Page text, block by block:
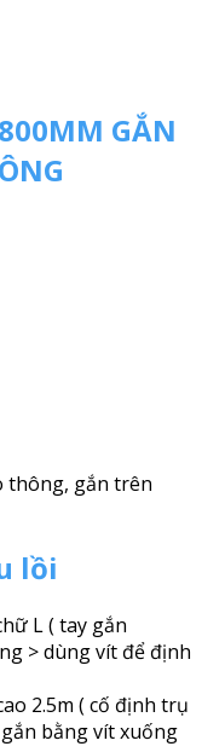
GẮN
thông, gắn trên
lồi
L ( tay gắn
> dùng vít để định
2.5m ( cố định trụ
bằng vít xuống